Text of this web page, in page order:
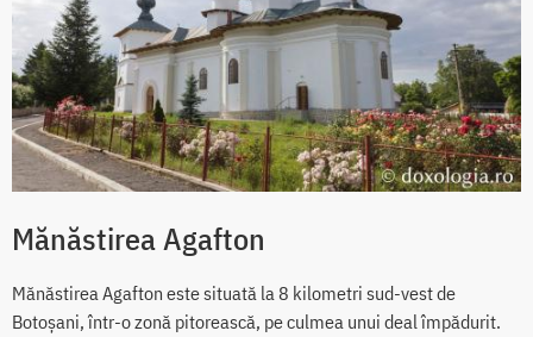
Mănăstirea Agafton
Mănăstirea Agafton este situată la 8 kilometri sud-vest de
Botoșani, într-o zonă pitorească, pe culmea unui deal împădurit.